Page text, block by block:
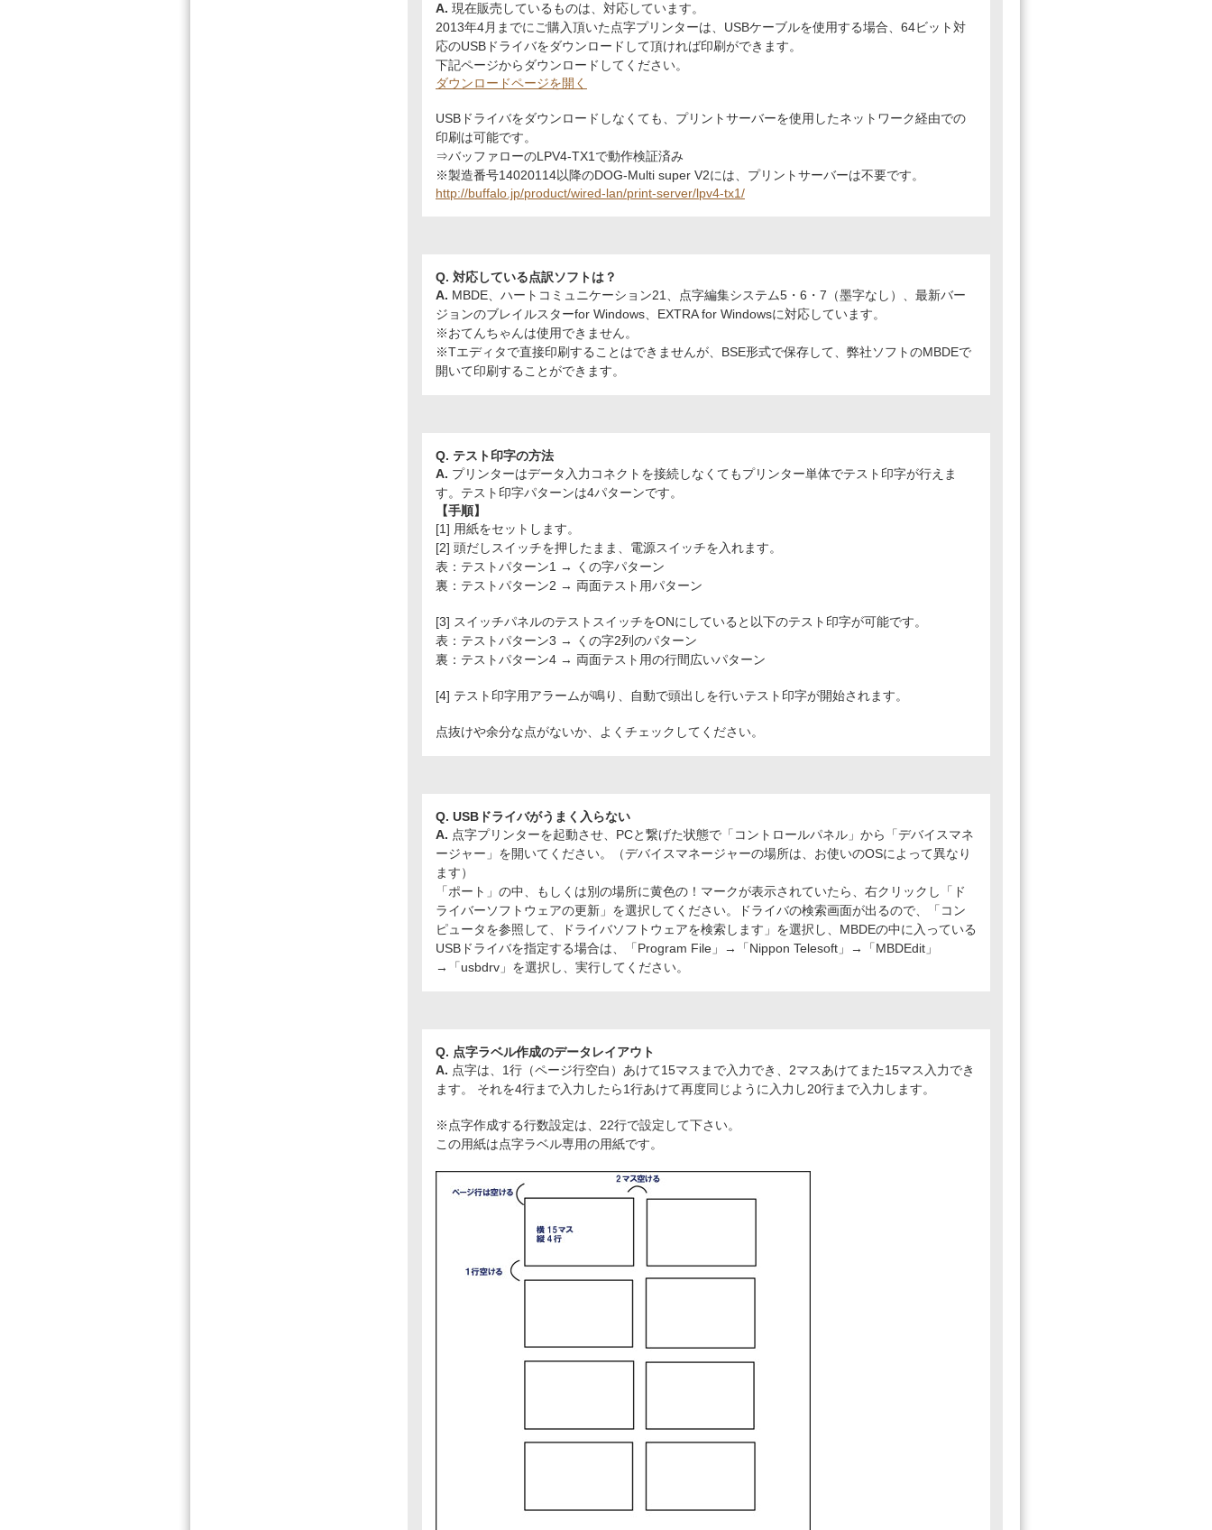
A. 現在販売しているものは、対応しています。
2013年4月までにご購入頂いた点字プリンターは、USBケーブルを使用する場合、64ビット対
応のUSBドライバをダウンロードして頂ければ印刷ができます。
下記ページからダウンロードしてください。
ダウンロードページを開く
USBドライバをダウンロードしなくても、プリントサーバーを使用したネットワーク経由での
印刷は可能です。
⇒バッファローのLPV4-TX1で動作検証済み
※製造番号14020114以降のDOG-Multi super V2には、プリントサーバーは不要です。
http://buffalo.jp/product/wired-lan/print-server/lpv4-tx1/
Q. 対応している点訳ソフトは？
A. MBDE、ハートコミュニケーション21、点字編集システム5・6・7（墨字なし）、最新バー
ジョンのブレイルスターfor Windows、EXTRA for Windowsに対応しています。
※おてんちゃんは使用できません。
※Tエディタで直接印刷することはできませんが、BSE形式で保存して、弊社ソフトのMBDEで
開いて印刷することができます。
Q. テスト印字の方法
A. プリンターはデータ入力コネクトを接続しなくてもプリンター単体でテスト印字が行えま
す。テスト印字パターンは4パターンです。
【手順】
[1] 用紙をセットします。
[2] 頭だしスイッチを押したまま、電源スイッチを入れます。
表：テストパターン1 → くの字パターン
裏：テストパターン2 → 両面テスト用パターン
[3] スイッチパネルのテストスイッチをONにしていると以下のテスト印字が可能です。
表：テストパターン3 → くの字2列のパターン
裏：テストパターン4 → 両面テスト用の行間広いパターン
[4] テスト印字用アラームが鳴り、自動で頭出しを行いテスト印字が開始されます。
点抜けや余分な点がないか、よくチェックしてください。
Q. USBドライバがうまく入らない
A. 点字プリンターを起動させ、PCと繋げた状態で「コントロールパネル」から「デバイスマネ
ージャー」を開いてください。（デバイスマネージャーの場所は、お使いのOSによって異なり
ます）
「ポート」の中、もしくは別の場所に黄色の！マークが表示されていたら、右クリックし「ド
ライバーソフトウェアの更新」を選択してください。ドライバの検索画面が出るので、「コン
ピュータを参照して、ドライバソフトウェアを検索します」を選択し、MBDEの中に入っている
USBドライバを指定する場合は、「Program File」→「Nippon Telesoft」→「MBDEdit」
→「usbdrv」を選択し、実行してください。
Q. 点字ラベル作成のデータレイアウト
A. 点字は、1行（ページ行空白）あけて15マスまで入力でき、2マスあけてまた15マス入力でき
ます。 それを4行まで入力したら1行あけて再度同じように入力し20行まで入力します。
※点字作成する行数設定は、22行で設定して下さい。
この用紙は点字ラベル専用の用紙です。